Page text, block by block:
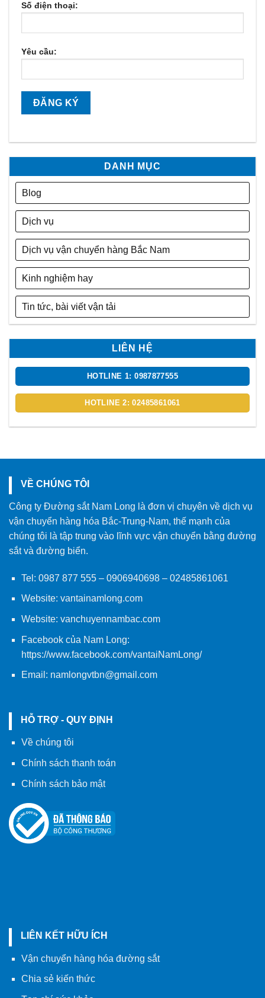
Số điện thoại:
Yêu cầu:
DANH MỤC
Blog
Dịch vụ
Dịch vụ vận chuyển hàng Bắc Nam
Kinh nghiệm hay
Tin tức, bài viết vận tải
LIÊN HỆ
HOTLINE 1: 0987877555
HOTLINE 2: 02485861061
VỀ CHÚNG TÔI
Công ty Đường sắt Nam Long là đơn vị chuyên về dịch vụ
vận chuyển hàng hóa Bắc-Trung-Nam, thế mạnh của
chúng tôi là tập trung vào lĩnh vực vận chuyển bằng đường
sắt và đường biển.
Tel: 0987 877 555– 0906940698– 02485861061
Website: vantainamlong.com
Website: vanchuyennambac.com
Facebook của Nam Long:
https://www.facebook.com/vantaiNamLong/
Email: namlongvtbn@gmail.com
HỖ TRỢ - QUY ĐỊNH
Về chúng tôi
Chính sách thanh toán
Chính sách bảo mật
LIÊN KẾT HỮU ÍCH
Vận chuyển hàng hóa đường sắt
Chia sẻ kiến thức